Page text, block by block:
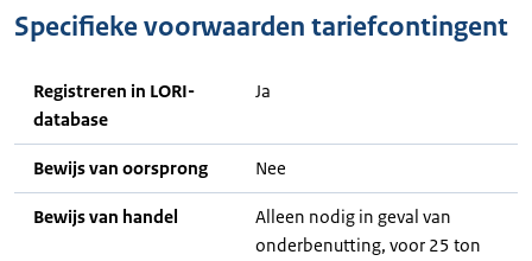
Specifieke voorwaarden tariefcontingent
Registreren in LORI-
database
Ja
Bewijs van oorsprong Nee
Bewijs van handel
Alleen nodig in geval van
onderbenutting, voor 25 ton